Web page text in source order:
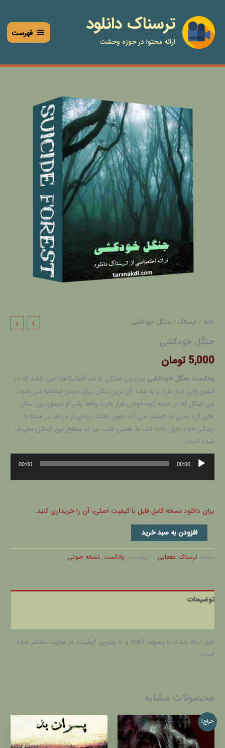
محتوا
ترسناک دانلود
ارائه محتوا در حوزه وحشت
فهرست
خانه / ترسناک / جنگل خودکشی
جنگل خودکشی
5,000 تومان
پادکست جنگل خودکشی پیرامون جنگلی با نام آئوکیگاهارا می باشد که در
کشور ژاپن قرار دارد و به ایده آل ترین مکان برای مردن شناخته می شود،
این جنگل که در دامنه کوه فوجی قرار دارد، واقعا یکی از مرموزترین مکان‌
های کره زمین به حساب می آید چون تعداد زیادی از مردم، در اینجا به
زندگی خود پایان داده‌ اند، به همین علت نیز در سطح بین المللی معروف
شده است.
پخش‌کننده
صوت
00:00
00:00
برای دانلود نسخه کامل فایل با کیفیت اصلی، آن را خریداری کنید.
افزودن به سبد خرید
دسته: ترسناک,معمایی برچسب: پادکست,نسخه صوتی
توضیحات
فایل ارائه شده، با پسوند mp3 و با بهترین کیفیت، در سایت منتشر شده
است.
محصولات مشابه
حراج!
قیمت
اصلی:
16,000 تومان
بود.
قیمت
فعلی:
9,600 تومان.